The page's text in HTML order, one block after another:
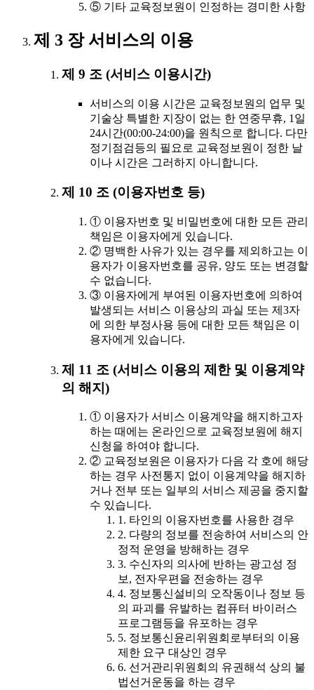
⑤ 기타 교육정보원이 인정하는 경미한 사항
제 3 장 서비스의 이용
제 9 조 (서비스 이용시간)
서비스의 이용 시간은 교육정보원의 업무 및
기술상 특별한 지장이 없는 한 연중무휴, 1일
24시간(00:00-24:00)을 원칙으로 합니다. 다만
정기점검등의 필요로 교육정보원이 정한 날
이나 시간은 그러하지 아니합니다.
제 10 조 (이용자번호 등)
① 이용자번호 및 비밀번호에 대한 모든 관리
책임은 이용자에게 있습니다.
② 명백한 사유가 있는 경우를 제외하고는 이
용자가 이용자번호를 공유, 양도 또는 변경할
수 없습니다.
③ 이용자에게 부여된 이용자번호에 의하여
발생되는 서비스 이용상의 과실 또는 제3자
에 의한 부정사용 등에 대한 모든 책임은 이
용자에게 있습니다.
제 11 조 (서비스 이용의 제한 및 이용계약
의 해지)
① 이용자가 서비스 이용계약을 해지하고자
하는 때에는 온라인으로 교육정보원에 해지
신청을 하여야 합니다.
② 교육정보원은 이용자가 다음 각 호에 해당
하는 경우 사전통지 없이 이용계약을 해지하
거나 전부 또는 일부의 서비스 제공을 중지할
수 있습니다.
1. 타인의 이용자번호를 사용한 경우
2. 다량의 정보를 전송하여 서비스의 안
정적 운영을 방해하는 경우
3. 수신자의 의사에 반하는 광고성 정
보, 전자우편을 전송하는 경우
4. 정보통신설비의 오작동이나 정보 등
의 파괴를 유발하는 컴퓨터 바이러스
프로그램등을 유포하는 경우
5. 정보통신윤리위원회로부터의 이용
제한 요구 대상인 경우
6. 선거관리위원회의 유권해석 상의 불
법선거운동을 하는 경우